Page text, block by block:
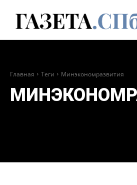
Главная Теги Минэкономразвития